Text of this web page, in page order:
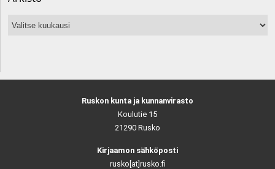
Arkisto
Ruskon kunta ja kunnanvirasto
Koulutie 15
21290 Rusko
Kirjaamon sähköposti
rusko[at]rusko.fi